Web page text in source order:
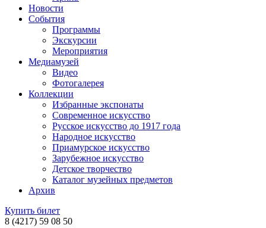
Новости
События
Программы
Экскурсии
Мероприятия
Медиамузей
Видео
Фотогалерея
Коллекции
Избранные экспонаты
Современное искусство
Русское искусство до 1917 года
Народное искусство
Приамурское искусство
Зарубежное искусство
Детское творчество
Каталог музейных предметов
Архив
Купить билет
8 (4217) 59 08 50